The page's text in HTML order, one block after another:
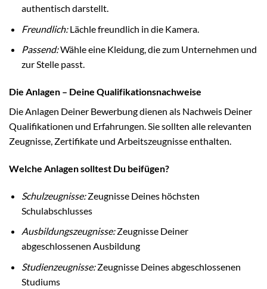
authentisch darstellt.
Freundlich:Lächle freundlich in die Kamera.
Passend:Wähle eine Kleidung, die zum Unternehmen und
zur Stelle passt.
Die Anlagen – Deine Qualifikationsnachweise
Die Anlagen Deiner Bewerbung dienen als Nachweis Deiner
Qualifikationen und Erfahrungen. Sie sollten alle relevanten
Zeugnisse, Zertifikate und Arbeitszeugnisse enthalten.
Welche Anlagen solltest Du beifügen?
Schulzeugnisse:Zeugnisse Deines höchsten
Schulabschlusses
Ausbildungszeugnisse:Zeugnisse Deiner
abgeschlossenen Ausbildung
Studienzeugnisse:Zeugnisse Deines abgeschlossenen
Studiums